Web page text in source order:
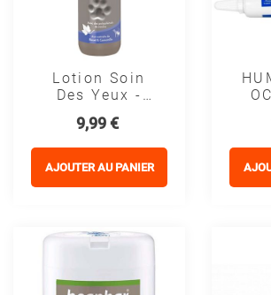
Lotion Soin
Des Yeux -
Prix
9,99 €
AJOUTER AU PANIER